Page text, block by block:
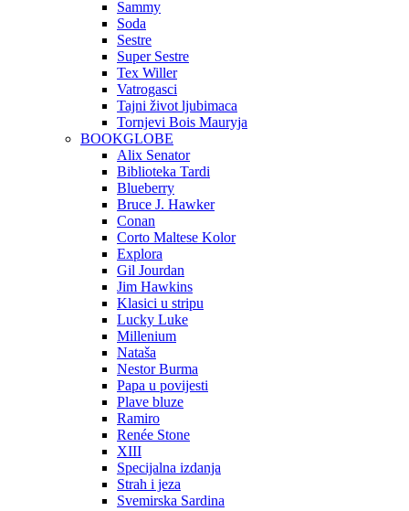
Sammy
Soda
Sestre
Super Sestre
Tex Willer
Vatrogasci
Tajni život ljubimaca
Tornjevi Bois Mauryja
BOOKGLOBE
Alix Senator
Biblioteka Tardi
Blueberry
Bruce J. Hawker
Conan
Corto Maltese Kolor
Explora
Gil Jourdan
Jim Hawkins
Klasici u stripu
Lucky Luke
Millenium
Nataša
Nestor Burma
Papa u povijesti
Plave bluze
Ramiro
Renée Stone
XIII
Specijalna izdanja
Strah i jeza
Svemirska Sardina